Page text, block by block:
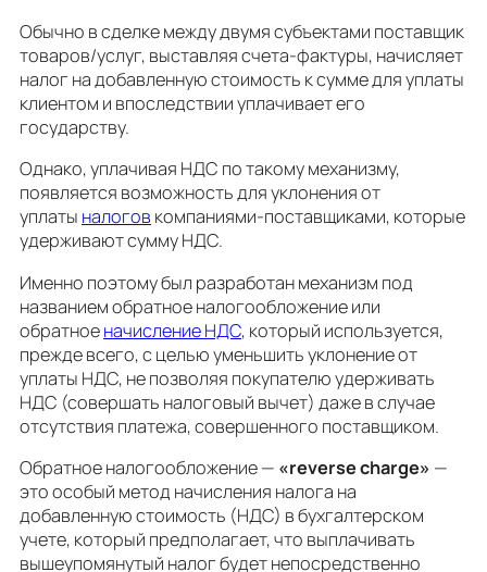
Обычно в сделке между двумя субъектами поставщик
товаров/услуг, выставляя счета-фактуры, начисляет
налог на добавленную стоимость к сумме для уплаты
клиентом и впоследствии уплачивает его
государству.
Однако, уплачивая НДС по такому механизму,
появляется возможность для уклонения от
уплаты налогов компаниями-поставщиками, которые
удерживают сумму НДС.
Именно поэтому был разработан механизм под
названием обратное налогообложение или
обратноеначисление НДС, который используется,
прежде всего, с целью уменьшить уклонение от
уплаты НДС, не позволяя покупателю удерживать
НДС (совершать налоговый вычет) даже в случае
отсутствия платежа, совершенного поставщиком.
Обратное налогообложение — «reverse charge» —
это особый метод начисления налога на
добавленную стоимость (НДС) в бухгалтерском
учете, который предполагает, что выплачивать
вышеупомянутый налог будет непосредственно